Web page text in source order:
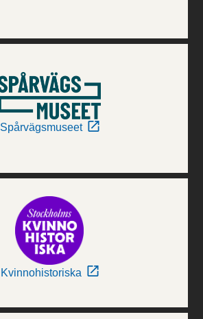
Spårvägsmuseet
Kvinnohistoriska